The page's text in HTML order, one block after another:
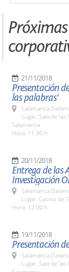
21/11/2018
Presentación
las palabras'
Salamanca
Lugar: Sala de
Salamanca
Hora: 11:30 h.
20/11/2018
Entrega de las
Investigación
Salamanca
Lugar: Casino de
Hora: 12:00 h.
19/11/2018
Presentación
Salamanca
Lugar: Sala de